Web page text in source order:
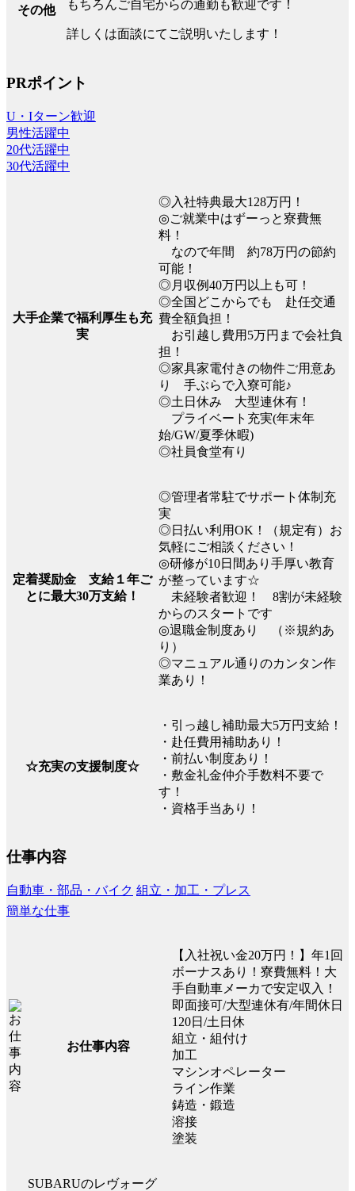
その他 もちろんご自宅からの通勤も歓迎です！
詳しくは面談にてご説明いたします！
PRポイント
U・Iターン歓迎
男性活躍中
20代活躍中
30代活躍中
大手企業で福利厚生も充
実
◎入社特典最大128万円！
◎ご就業中はずーっと寮費無
料！
なので年間 約78万円の節約
可能！
◎月収例40万円以上も可！
◎全国どこからでも 赴任交通
費全額負担！
お引越し費用5万円まで会社負
担！
◎家具家電付きの物件ご用意あ
り 手ぶらで入寮可能♪
◎土日休み 大型連休有！
プライベート充実(年末年
始/GW/夏季休暇)
◎社員食堂有り
定着奨励金 支給１年ご
とに最大30万支給！
◎管理者常駐でサポート体制充
実
◎日払い利用OK！（規定有）お
気軽にご相談ください！
◎研修が10日間あり手厚い教育
が整っています☆
未経験者歓迎！ 8割が未経験
からのスタートです
◎退職金制度あり （※規約あ
り）
◎マニュアル通りのカンタン作
業あり！
☆充実の支援制度☆
・引っ越し補助最大5万円支給！
・赴任費用補助あり！
・前払い制度あり！
・敷金礼金仲介手数料不要で
す！
・資格手当あり！
仕事内容
自動車・部品・バイク 組立・加工・プレス
簡単な仕事
お仕事内容
【入社祝い金20万円！】年1回
ボーナスあり！寮費無料！大
手自動車メーカで安定収入！
即面接可/大型連休有/年間休日
120日/土日休
組立・組付け
加工
マシンオペレーター
ライン作業
鋳造・鍛造
溶接
塗装
SUBARUのレヴォーグ